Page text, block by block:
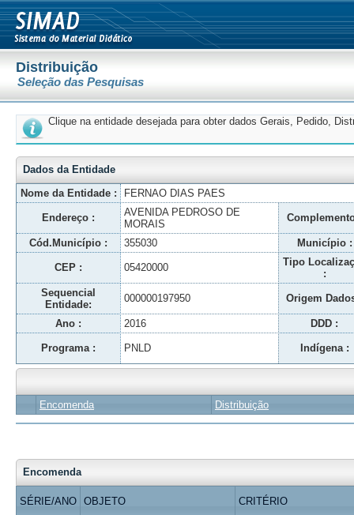
Distribuição
Seleção das Pesquisas
Clique na entidade desejada para obter dados Gerais, Pedido,
Dados da Entidade
Nome da Entidade :
FERNAO DIAS PAES
Endereço :
AVENIDA PEDROSO DE
MORAIS
Cód.Município : 355030 Município :
CEP : 05420000
Tipo
:
Sequencial
Entidade:
000000197950 Origem
Ano : 2016 DDD :
Programa : PNLD Indígena :
Encomenda Distribuição
Encomenda
SÉRIE/ANO OBJETO CRITÉRIO